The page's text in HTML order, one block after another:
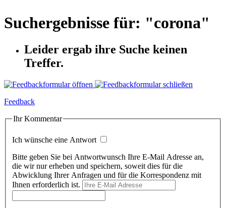
Suchergebnisse für: "corona"
Leider ergab ihre Suche keinen
Treffer.
Feedback
Ihr Kommentar
Ich wünsche eine Antwort
Bitte geben Sie bei Antwortwunsch Ihre E-Mail Adresse an,
die wir nur erheben und speichern, soweit dies für die
Abwicklung Ihrer Anfragen und für die Korrespondenz mit
Ihnen erforderlich ist.